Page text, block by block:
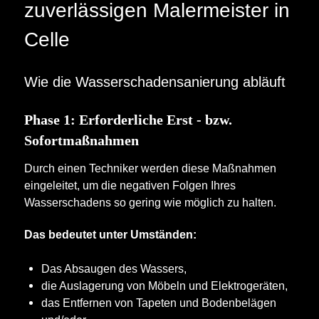
zuverlässigen Malermeister in
Celle
Wie die Wasserschadensanierung abläuft
Phase 1: Erforderliche Erst - bzw.
Sofortmaßnahmen
Durch einen Techniker werden diese Maßnahmen
eingeleitet, um die negativen Folgen Ihres
Wasserschadens so gering wie möglich zu halten.
Das bedeutet unter Umständen:
Das Absaugen des Wassers,
die Auslagerung von Möbeln und Elektrogeräten,
das Entfernen von Tapeten und Bodenbelägen